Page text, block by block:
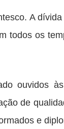
A
todos os
ouvidos
de
e